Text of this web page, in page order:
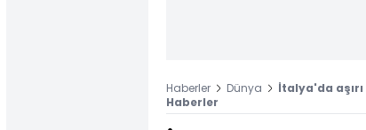
Haberler Dünya
İtalya'da aşırı
Haberler